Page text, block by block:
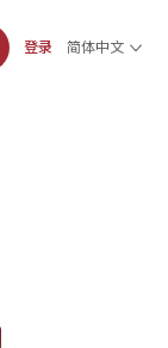
登录 简体中文